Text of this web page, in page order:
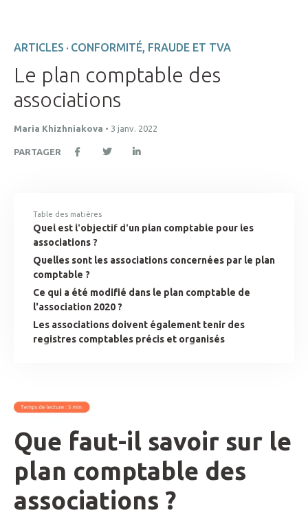
ARTICLES · CONFORMITÉ, FRAUDE ET TVA
Le plan comptable des
associations
Maria Khizhniakova • 3 janv. 2022
PARTAGER
Table des matières
Quel est l'objectif d'un plan comptable pour les
associations ?
Quelles sont les associations concernées par le plan
comptable ?
Ce qui a été modifié dans le plan comptable de
l'association 2020 ?
Les associations doivent également tenir des
registres comptables précis et organisés
Que faut-il savoir sur le
plan comptable des
associations ?